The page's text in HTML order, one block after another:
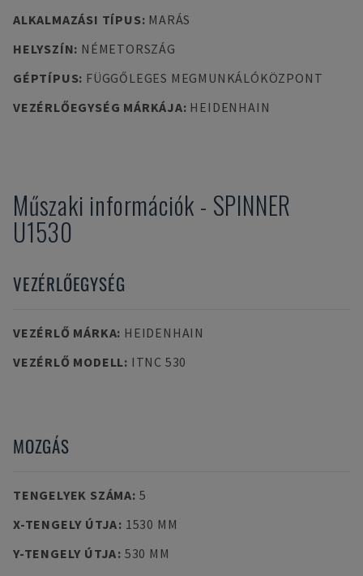
ALKALMAZÁSI TÍPUS: MARÁS
HELYSZÍN: NÉMETORSZÁG
GÉPTÍPUS: FÜGGŐLEGES MEGMUNKÁLÓKÖZPONT
VEZÉRLŐEGYSÉG MÁRKÁJA: HEIDENHAIN
Műszaki információk - SPINNER
U1530
VEZÉRLŐEGYSÉG
VEZÉRLŐ MÁRKA: HEIDENHAIN
VEZÉRLŐ MODELL: ITNC 530
MOZGÁS
TENGELYEK SZÁMA: 5
X-TENGELY ÚTJA: 1530 MM
Y-TENGELY ÚTJA: 530 MM